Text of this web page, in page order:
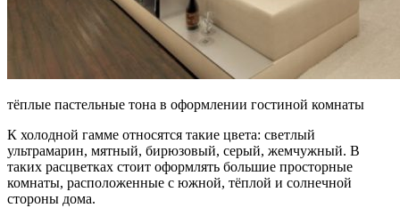
тёплые пастельные тона в оформлении гостиной комнаты
К холодной гамме относятся такие цвета: светлый
ультрамарин, мятный, бирюзовый, серый, жемчужный. В
таких расцветках стоит оформлять большие просторные
комнаты, расположенные с южной, тёплой и солнечной
стороны дома.